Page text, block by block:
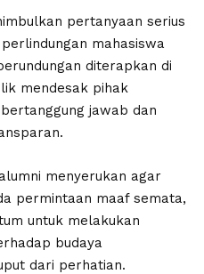
pertanyaan serius
mahasiswa
diterapkan di
mendesak pihak
jawab dan
menyerukan agar
permintaan maaf semata,
untuk melakukan
budaya
dari perhatian.